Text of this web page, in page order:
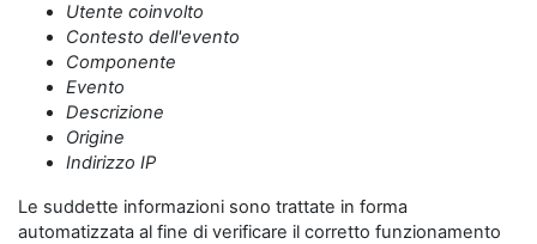
Utente coinvolto
Contesto dell'evento
Componente
Evento
Descrizione
Origine
Indirizzo IP
Le suddette informazioni sono trattate in forma
automatizzata al fine di verificare il corretto funzionamento